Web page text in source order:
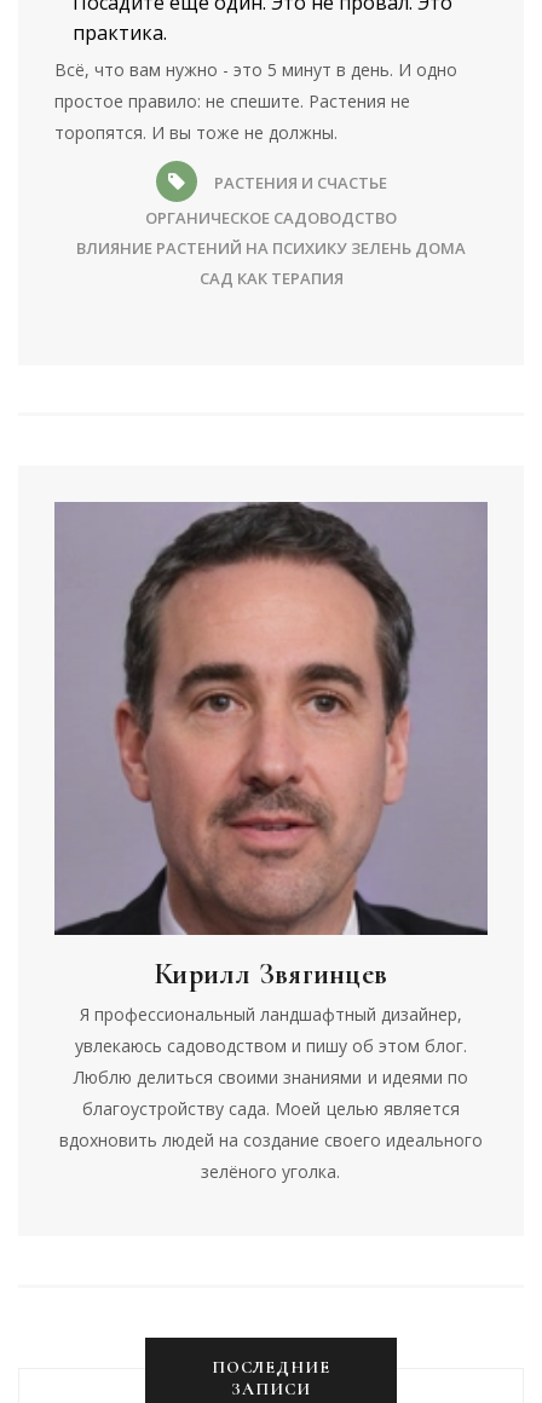
практика.
Всё, что вам нужно - это 5 минут в день. И одно
простое правило: не спешите. Растения не
торопятся. И вы тоже не должны.
РАСТЕНИЯ И СЧАСТЬЕ
ОРГАНИЧЕСКОЕ САДОВОДСТВО
ВЛИЯНИЕ РАСТЕНИЙ НА ПСИХИКУ ЗЕЛЕНЬ ДОМА
САД КАК ТЕРАПИЯ
Кирилл Звягинцев
Я профессиональный ландшафтный дизайнер,
увлекаюсь садоводством и пишу об этом блог.
Люблю делиться своими знаниями и идеями по
благоустройству сада. Моей целью является
вдохновить людей на создание своего идеального
зелёного уголка.
ПОСЛЕДНИЕ
ЗАПИСИ